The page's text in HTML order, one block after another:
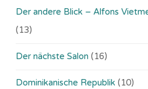
Der andere Blick – Alfons
(13)
Der nächste Salon (16)
Dominikanische Republik (10)